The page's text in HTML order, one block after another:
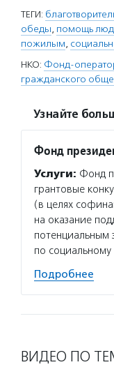
ТЕГИ:
обеды, помощь
пожилым,
НКО: Фонд-
гражданского
Узнайте
Фонд
Услуги: Фонд
грантовые
(в целях
на оказание
потенциальным
по
Подробнее
ВИДЕО ПО